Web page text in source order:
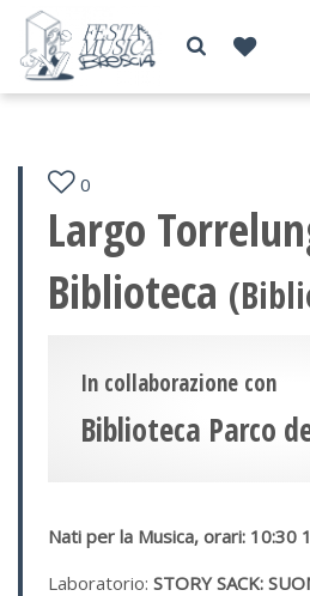
0
Largo
Biblioteca
In collaborazione con
Biblioteca Parco
Nati per la Musica, orari: 10:30
Laboratorio:STORY SACK: